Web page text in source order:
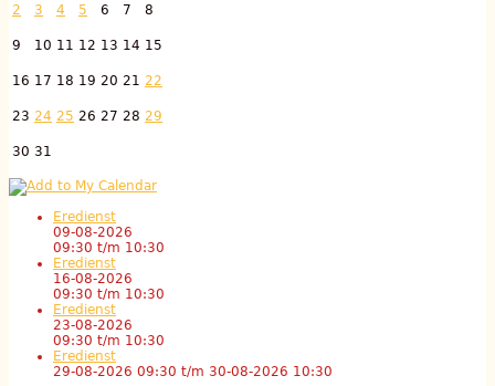
2 3 4 5 6 7 8
9 10 11 12 13 14 15
16 17 18 19 20 21 22
23 24 25 26 27 28 29
30 31
Eredienst
09-08-2026
09:30 t/m 10:30
Eredienst
16-08-2026
09:30 t/m 10:30
Eredienst
23-08-2026
09:30 t/m 10:30
Eredienst
29-08-2026 09:30 t/m 30-08-2026 10:30